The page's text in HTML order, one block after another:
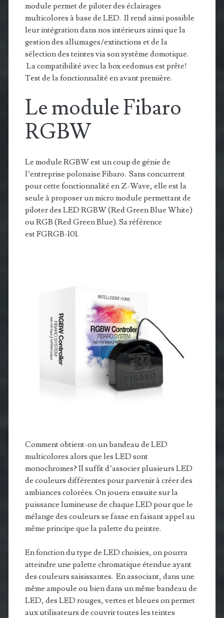
module permet de piloter des éclairages
multicolores à base de LED. Il rend ainsi possible
leur intégration dans nos intérieurs ainsi que la
gestion des allumages/extinctions et de la
sélection des teintes via son système domotique.
La compatibilité avec la box eedomus est prête!
Test de la fonctionnalité en avant première.
Le module Fibaro
RGBW
Le module RGBW est un coup de génie de
l’entreprise polonaise Fibaro. Sans concurrent
pour cette fonctionnalité en Z-Wave, elle est la
seule à proposer un micro module permettant de
piloter des LED RGBW (Red Green Blue White)
ou RGB (Red Green Blue). Sa référence
est FGRGB-101.
Comment obtient-on un bandeau de LED
multicolores alors que les LED sont
monochromes? Il suffit d’associer plusieurs LED
de couleurs différentes pour parvenir à créer des
ambiances colorées. On jouera ensuite sur la
puissance lumineuse de chaque LED pour que le
mélange des couleurs se fasse en faisant appel au
même principe que la palette du peintre.
En fonction du type de LED choisies, on pourra
atteindre une palette chromatique étendue ayant
des couleurs saisissantes. En associant, dans une
même ampoule ou bien dans un même bandeau de
LED, des LED rouges, vertes et bleues on permet
aux utilisateurs de couvrir toutes les teintes